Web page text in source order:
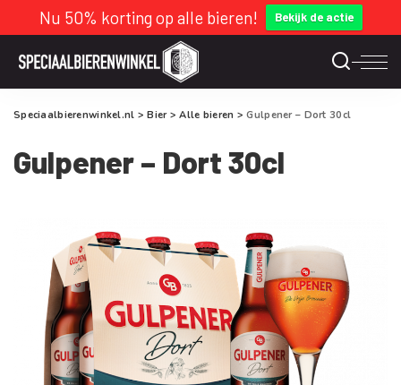
Nu 50% korting op alle bieren! Bekijk de actie
Speciaalbierenwinkel.nl >Bier>Alle bieren >Gulpener – Dort 30cl
Gulpener – Dort 30cl